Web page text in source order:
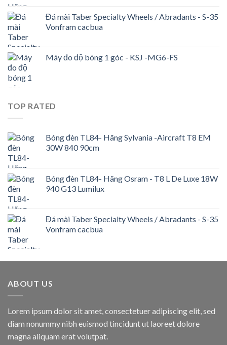
Đá mài Taber Specialty Wheels / Abradants - S-35
Vonfram cacbua
Máy đo độ bóng 1 góc - KSJ -MG6-FS
TOP RATED
Bóng đèn TL84- Hãng Sylvania -Aircraft T8 EM
30W 840 90cm
Bóng đèn TL84- Hãng Osram - T8 L De Luxe 18W
940 G13 Lumilux
Đá mài Taber Specialty Wheels / Abradants - S-35
Vonfram cacbua
ABOUT US
Lorem ipsum dolor sit amet, consectetuer adipiscing elit, sed
diam nonummy nibh euismod tincidunt ut laoreet dolore
magna aliquam erat volutpat.